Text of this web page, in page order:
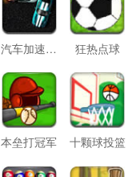
汽车加速碰撞 狂热点球
本垒打冠军 十颗球投篮